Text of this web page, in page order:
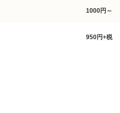
1000円～
950円+税